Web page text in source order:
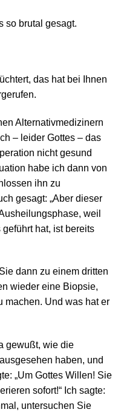
so brutal gesagt.
das hat bei Ihnen
Alternativmedizinern
– leider Gottes – das
nicht gesund
habe ich dann von
ihn zu
gesagt: „Aber dieser
weil
hat, ist bereits
dann zu einem dritten
wieder eine Biopsie,
machen. Und was hat er
gewußt, wie die
haben, und
„Um Gottes Willen! Sie
sofort!“ Ich sagte:
untersuchen Sie